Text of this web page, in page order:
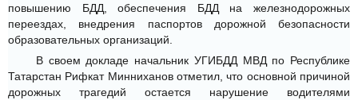
повышению БДД, обеспечения БДД на железнодорожных
переездах, внедрения паспортов дорожной безопасности
образовательных организаций.
В своем докладе начальник УГИБДД МВД по Республике
Татарстан Рифкат Минниханов отметил, что основной причиной
дорожных трагедий остается нарушение водителями